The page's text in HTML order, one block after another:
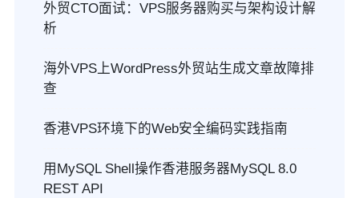
外贸CTO面试：VPS服务器购买与架构设计解
析
海外VPS上WordPress外贸站生成文章故障排
查
香港VPS环境下的Web安全编码实践指南
用MySQL Shell操作香港服务器MySQL 8.0
REST API